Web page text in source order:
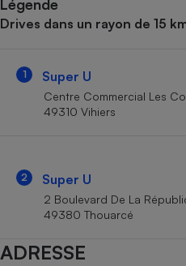
Légende
Drives dans un rayon de 15
1 Super U
Centre Commercial Les
49310 Vihiers
2 Super U
2 Boulevard De La
49380 Thouarcé
ADRESSE